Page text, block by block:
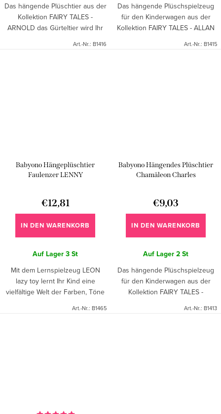
Das hängende Plüschtier aus der
Kollektion FAIRY TALES -
ARNOLD das Gürteltier wird Ihr
Farben, Geräuschen und Formen
Art.-Nr.: B1416
Das hängende Plüschspielzeug
für den Kinderwagen aus der
Kollektion FAIRY TALES - ALLAN
vielfältige Welt von Farben,
Art.-Nr.: B1415
Babyono Hängeplüschtier
Faulenzer LENNY
€12,81
IN DEN WARENKORB
Auf Lager 3 St
Mit dem Lernspielzeug LEON
lazy toy lernt Ihr Kind eine
vielfältige Welt der Farben, Töne
universellen Kunststoffgriffs ist
Art.-Nr.: B1465
Babyono Hängendes Plüschtier
Chamäleon Charles
€9,03
IN DEN WARENKORB
Auf Lager 2 St
Das hängende Plüschspielzeug
für den Kinderwagen aus der
Kollektion FAIRY TALES -
Kind in eine vielfältige Welt der
Art.-Nr.: B1413